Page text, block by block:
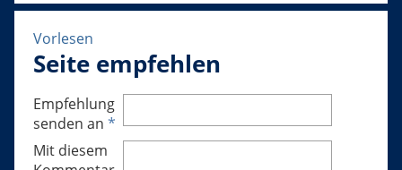
Vorlesen
Seite empfehlen
Empfehlung
senden an *
Mit diesem